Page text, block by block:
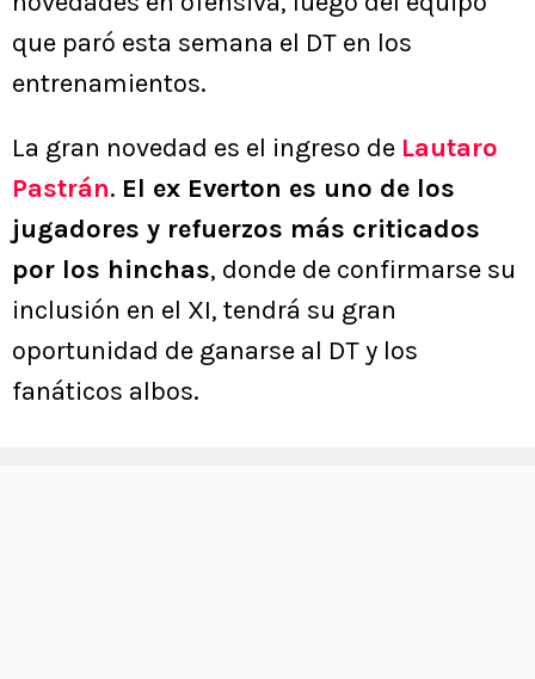
que paró esta semana el DT en los
entrenamientos.
La gran novedad es el ingreso de Lautaro
Pastrán. El ex Everton es uno de los
jugadores y refuerzos más criticados
por los hinchas, donde de confirmarse su
inclusión en el XI, tendrá su gran
oportunidad de ganarse al DT y los
fanáticos albos.